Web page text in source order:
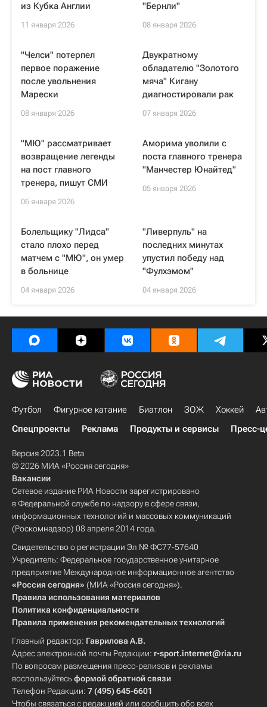
из Кубка Англии
11 января 2026
"Бернли"
08 января 2026
"Челси" потерпел
первое поражение
после увольнения
Марески
08 января 2026
Двукратному
обладателю "Золотого
мяча" Кигану
диагностировали рак
07 января 2026
"МЮ" рассматривает
возвращение легенды
на пост главного
тренера, пишут СМИ
06 января 2026
Аморима уволили с
поста главного тренера
"Манчестер Юнайтед"
05 января 2026
Болельщику "Лидса"
стало плохо перед
матчем с "МЮ", он умер
в больнице
04 января 2026
"Ливерпуль" на
последних минутах
упустил победу над
"Фулхэмом"
04 января 2026
Футбол Фигурное катание Биатлон ЗОЖ Хоккей
Спецпроекты
Реклама Продукты и сервисы Пресс-
Версия 2023.1 Beta
© 2026 МИА «Россия сегодня»
Вакансии
Сетевое издание РИА Новости зарегистрировано
в Федеральной службе по надзору в сфере связи,
информационных технологий и массовых коммуникаций
(Роскомнадзор) 08 апреля 2014 года.
Свидетельство о регистрации Эл № ФС77-57640
Учредитель: Федеральное государственное унитарное
предприятие Международное информационное агентство
«Россия сегодня» (МИА «Россия сегодня»).
Правила использования материалов
Политика конфиденциальности
Правила применения рекомендательных технологий
Главный редактор: Гаврилова А.В.
Адрес электронной почты Редакции: r-sport.internet@ria.ru
По вопросам размещения пресс-релизов и рекламы
воспользуйтесьформой обратной связи
Телефон Редакции: 7 (495) 645-6601
Чтобы связаться с редакцией или сообщить обо всех